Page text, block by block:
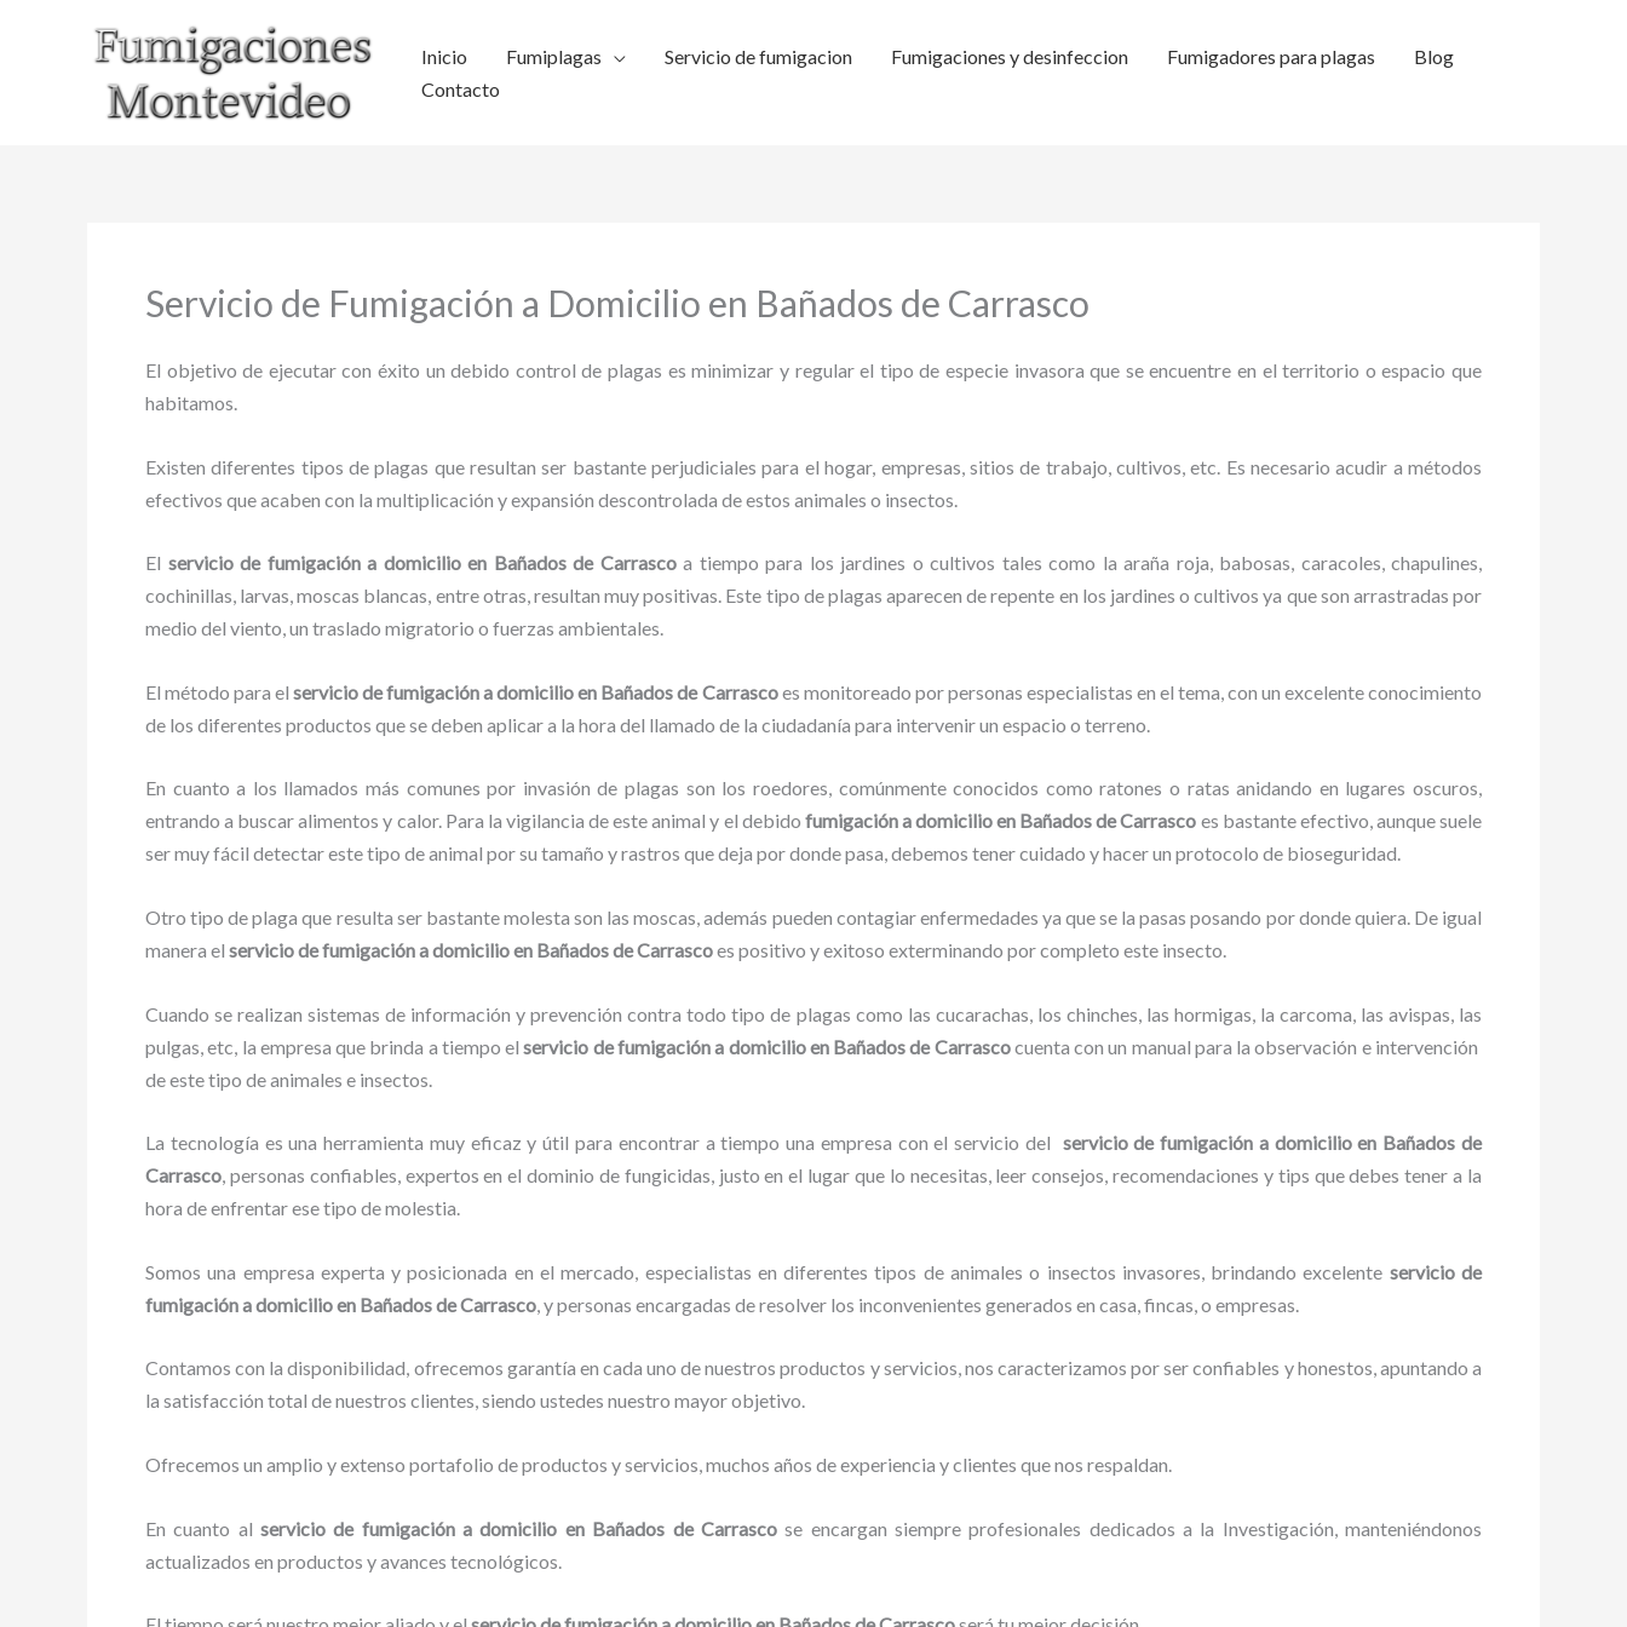
Inicio Fumiplagas Servicio de fumigacion Fumigaciones y desinfeccion Fumigadores para plagas
Blog
Contacto
Servicio de Fumigación a Domicilio en Bañados de Carrasco
El objetivo de ejecutar con éxito un debido control de plagas es minimizar y regular el tipo de especie invasora que se encuentre en el territorio o espacio que
habitamos.
Existen diferentes tipos de plagas que resultan ser bastante perjudiciales para el hogar, empresas, sitios de trabajo, cultivos, etc. Es necesario acudir a métodos
efectivos que acaben con la multiplicación y expansión descontrolada de estos animales o insectos.
El servicio de fumigación a domicilio en Bañados de Carrascoa tiempo para los jardines o cultivos tales como la araña roja, babosas, caracoles, chapulines,
cochinillas, larvas, moscas blancas, entre otras, resultan muy positivas. Este tipo de plagas aparecen de repente en los jardines o cultivos ya que son arrastradas por
medio del viento, un traslado migratorio o fuerzas ambientales.
El método para elservicio de fumigación a domicilioen Bañados de Carrascoes monitoreado por personas especialistas en el tema, con un excelente conocimiento
de los diferentes productos que se deben aplicar a la hora del llamado de la ciudadanía para intervenir un espacio o terreno.
En cuanto a los llamados más comunes por invasión de plagas son los roedores, comúnmente conocidos como ratones o ratas anidando en lugares oscuros,
entrando a buscar alimentos y calor. Para la vigilancia de este animal y el debido fumigación a domicilioen Bañados de Carrasco es bastante efectivo, aunque suele
ser muy fácil detectar este tipo de animal por su tamaño y rastros que deja por donde pasa, debemos tener cuidado y hacer un protocolo de bioseguridad.
Otro tipo de plaga que resulta ser bastante molesta son las moscas, además pueden contagiar enfermedades ya que se la pasas posando por donde quiera. De igual
manera el servicio de fumigación a domicilioen Bañados de Carrascoes positivo y exitoso exterminando por completo este insecto.
Cuando se realizan sistemas de información y prevención contra todo tipo de plagas como las cucarachas, los chinches, las hormigas, la carcoma, las avispas, las
pulgas, etc, la empresa que brinda a tiempo elservicio de fumigación a domicilioen Bañados de Carrascocuenta con un manual para la observación e intervención
de este tipo de animales e insectos.
La tecnología es una herramienta muy eficaz y útil para encontrar a tiempo una empresa con el servicio del servicio de fumigación a domicilioen Bañados de
Carrasco, personas confiables, expertos en el dominio de fungicidas, justo en el lugar que lo necesitas, leer consejos, recomendaciones y tips que debes tener a la
hora de enfrentar ese tipo de molestia.
Somos una empresa experta y posicionada en el mercado, especialistas en diferentes tipos de animales o insectos invasores, brindando excelente servicio de
fumigación a domicilioen Bañados de Carrasco , y personas encargadas de resolver los inconvenientes generados en casa, fincas, o empresas.
Contamos con la disponibilidad, ofrecemos garantía en cada uno de nuestros productos y servicios, nos caracterizamos por ser confiables y honestos, apuntando a
la satisfacción total de nuestros clientes, siendo ustedes nuestro mayor objetivo.
Ofrecemos un amplio y extenso portafolio de productos y servicios, muchos años de experiencia y clientes que nos respaldan.
En cuanto alservicio de fumigación a domicilio en Bañados de Carrascose encargan siempre profesionales dedicados a la Investigación, manteniéndonos
actualizados en productos y avances tecnológicos.